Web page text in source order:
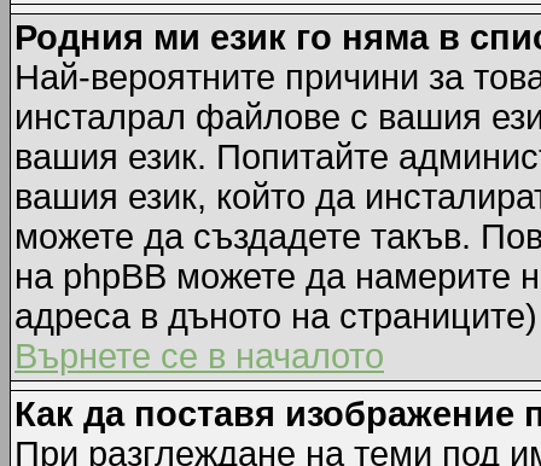
Родния ми език го няма в
Най-вероятните причини за
инсталрал файлове с вашия
вашия език. Попитайте
вашия език, който да
можете да създадете такъв.
на phpBB можете да намерите
адреса в дъното на страниците)
Върнете се в началото
Как да поставя изображение
При разглеждане на теми под